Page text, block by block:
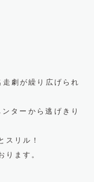
劇が繰り広げられ
ターから逃げきり
スリル！
ります。